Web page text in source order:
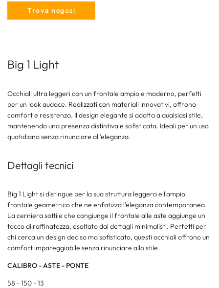
Trova negozi
Big 1 Light
Occhiali ultra leggeri con un frontale ampio e moderno, perfetti
per un look audace. Realizzati con materiali innovativi, offrono
comfort e resistenza. Il design elegante si adatta a qualsiasi stile,
mantenendo una presenza distintiva e sofisticata. Ideali per un uso
quotidiano senza rinunciare all’eleganza.
Dettagli tecnici
Big 1 Light si distingue per la sua struttura leggera e l'ampio
frontale geometrico che ne enfatizza l'eleganza contemporanea.
La cerniera sottile che congiunge il frontale alle aste aggiunge un
tocco di raffinatezza, esaltato dai dettagli minimalisti. Perfetti per
chi cerca un design deciso ma sofisticato, questi occhiali offrono un
comfort impareggiabile senza rinunciare allo stile.
CALIBRO - ASTE - PONTE
58 - 150 - 13